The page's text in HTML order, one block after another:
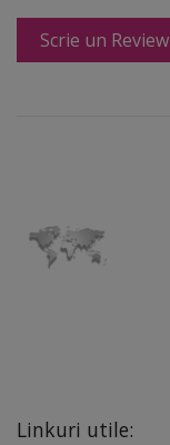
Scrie un Review
Linkuri utile: